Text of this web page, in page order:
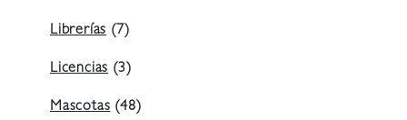
Librerías(7)
Licencias(3)
Mascotas(48)